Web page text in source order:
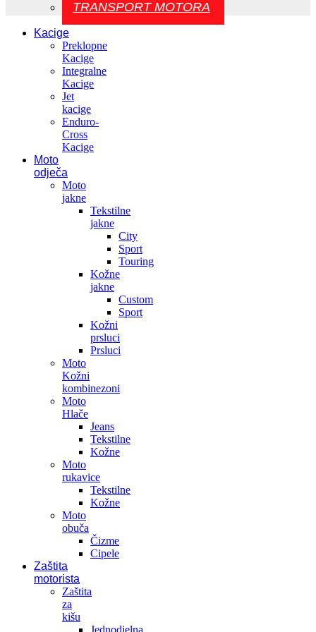
TRANSPORT MOTORA
Kacige
Preklopne
Kacige
Integralne
Kacige
Jet
kacige
Enduro-
Cross
Kacige
Moto
odječa
Moto
jakne
Tekstilne
jakne
City
Sport
Touring
Kožne
jakne
Custom
Sport
Kožni
prsluci
Prsluci
Moto
Kožni
kombinezoni
Moto
Hlače
Jeans
Tekstilne
Kožne
Moto
rukavice
Tekstilne
Kožne
Moto
obuča
Čizme
Cipele
Zaštita
motorista
Zaštita
za
kišu